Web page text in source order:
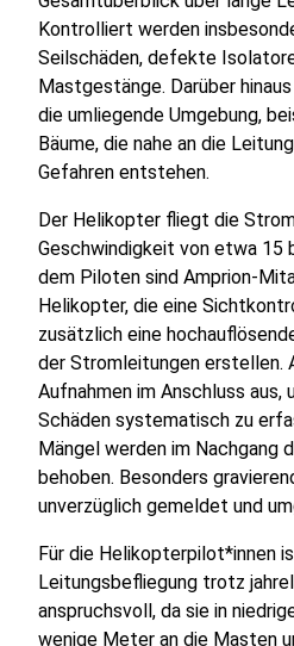
Kontrolliert werden
Seilschäden, defekte
Mastgestänge. Darüber
die umliegende Umgebung,
Bäume, die nahe an die
Gefahren entstehen.
Der Helikopter fliegt die
Geschwindigkeit von etwa 15
dem Piloten sind Amprion-
Helikopter, die eine
zusätzlich eine
der Stromleitungen erstellen.
Aufnahmen im Anschluss
Schäden systematisch zu
Mängel werden im Nachgang
behoben. Besonders
unverzüglich gemeldet und
Für die Helikopterpilot*innen
Leitungsbefliegung trotz
anspruchsvoll, da sie in
wenige Meter an die Masten